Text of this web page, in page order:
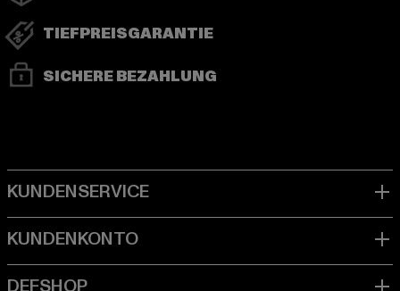
TIEFPREISGARANTIE
SICHERE BEZAHLUNG